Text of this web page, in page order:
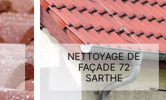
NETTOYAGE DE
FAÇADE 72
SARTHE